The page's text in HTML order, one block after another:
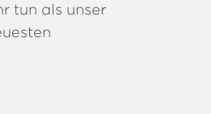
tun als unser